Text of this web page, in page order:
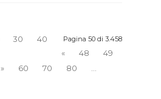
Pagina 50 di 3.458
30
40
«
48
49
» 60 70 80
...